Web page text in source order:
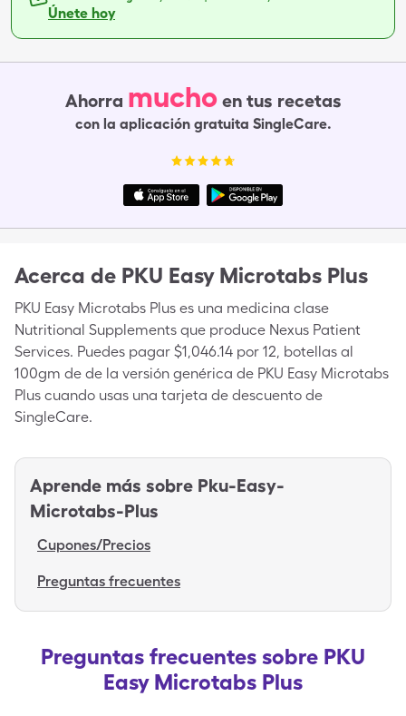
Únete hoy
Ahorra mucho en tus recetas
con la aplicación gratuita SingleCare.
Acerca de PKU Easy Microtabs Plus
PKU Easy Microtabs Plus es una medicina clase
Nutritional Supplements que produce Nexus Patient
Services. Puedes pagar $1,046.14 por 12, botellas al
100gm de de la versión genérica de PKU Easy Microtabs
Plus cuando usas una tarjeta de descuento de
SingleCare.
Aprende más sobre Pku-Easy-
Microtabs-Plus
Cupones/Precios
Preguntas frecuentes
Preguntas frecuentes sobre PKU
Easy Microtabs Plus